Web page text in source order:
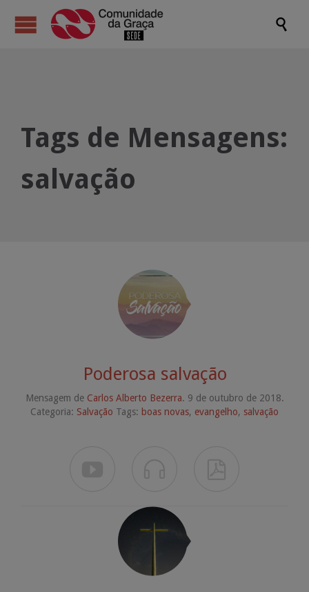

Tags de Mensagens:
salvação
Poderosa salvação
Mensagem de Carlos Alberto Bezerra. 9 de outubro de 2018.
Categoria: Salvação Tags: boas novas, evangelho, salvação